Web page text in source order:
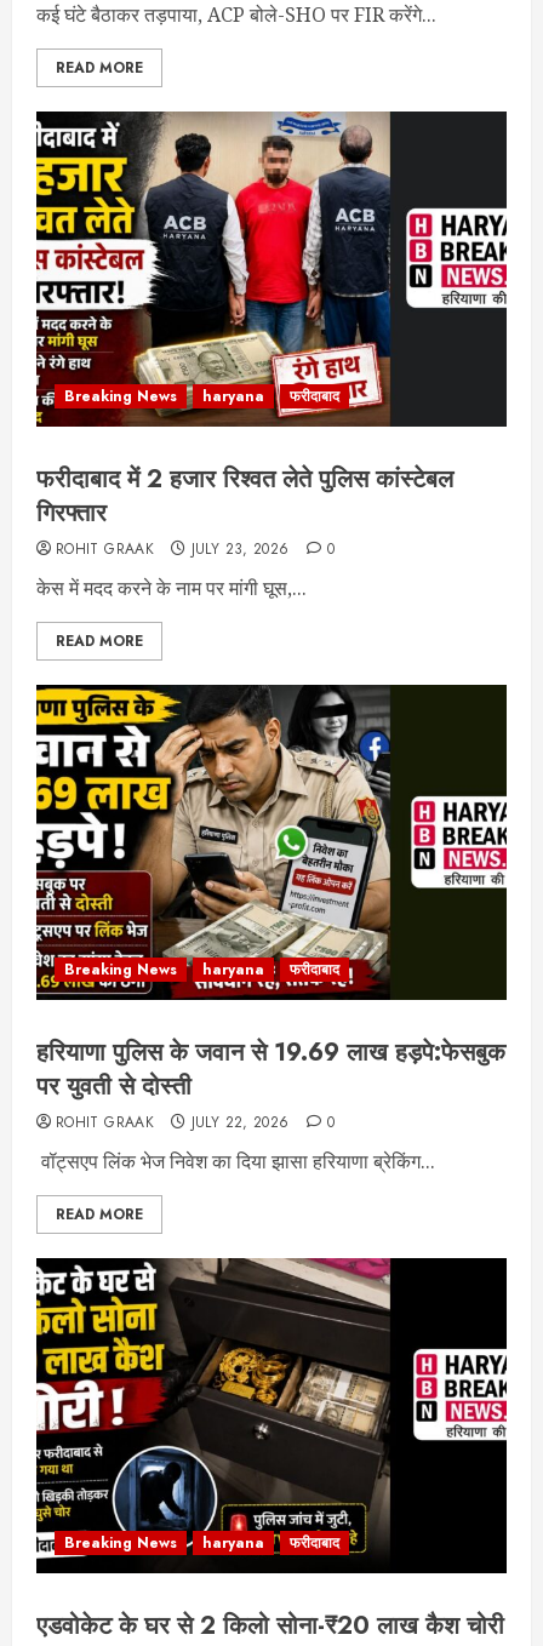
कई घंटे बैठाकर तड़पाया, ACP बोले-SHO पर FIR करेंगे...
READ MORE
Breaking News haryana फरीदाबाद
फरीदाबाद में 2 हजार रिश्वत लेते पुलिस कांस्टेबल
गिरफ्तार
ROHIT GRAAK JULY 23, 2026 0
केस में मदद करने के नाम पर मांगी घूस,...
READ MORE
Breaking News haryana फरीदाबाद
हरियाणा पुलिस के जवान से 19.69 लाख हड़पे:फेसबुक
पर युवती से दोस्ती
ROHIT GRAAK JULY 22, 2026 0
वॉट्सएप लिंक भेज निवेश का दिया झासा हरियाणा ब्रेकिंग...
READ MORE
Breaking News haryana फरीदाबाद
एडवोकेट के घर से 2 किलो सोना-₹20 लाख कैश चोरी